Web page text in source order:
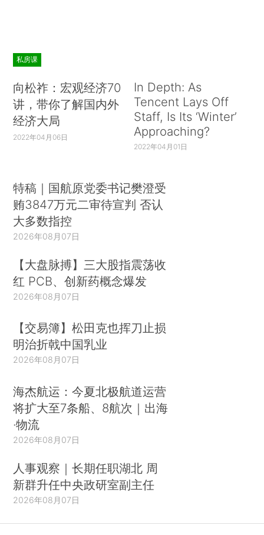
私房课
向松祚：宏观经济70
讲，带你了解国内外
经济大局
2022年04月06日
In Depth: As
Tencent Lays Off
Staff, Is Its ‘Winter’
Approaching?
2022年04月01日
特稿｜国航原党委书记樊澄受
贿3847万元二审待宣判 否认
大多数指控
2026年08月07日
【大盘脉搏】三大股指震荡收
红 PCB、创新药概念爆发
2026年08月07日
【交易簿】松田克也挥刀止损
明治折戟中国乳业
2026年08月07日
海杰航运：今夏北极航道运营
将扩大至7条船、8航次｜出海
·物流
2026年08月07日
人事观察｜长期任职湖北 周
新群升任中央政研室副主任
2026年08月07日